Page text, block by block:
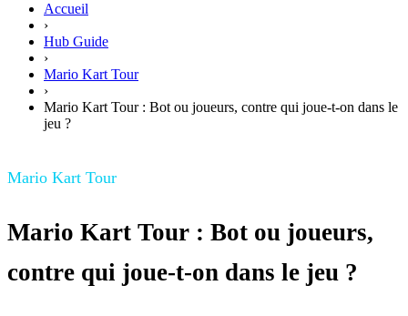
Accueil
›
Hub Guide
›
Mario Kart Tour
›
Mario Kart Tour : Bot ou joueurs, contre qui joue-t-on dans le
jeu ?
Mario Kart Tour
Mario Kart Tour : Bot ou joueurs,
contre qui joue-t-on dans le jeu ?